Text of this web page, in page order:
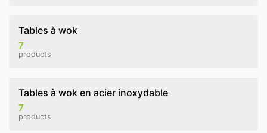
Tables à wok
7
products
Tables à wok en acier inoxydable
7
products